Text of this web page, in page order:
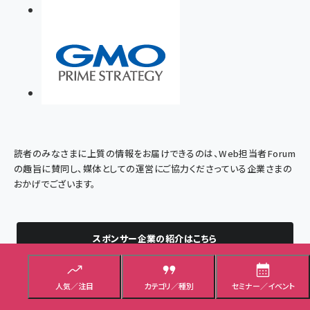
人気／注目 カテゴリ／種別 セミナー／イベント
読者のみなさまに上質の情報をお届けできるのは、Web担当者Forum
の趣旨に賛同し、媒体としての運営にご協力くださっている企業さまの
おかげでございます。
スポンサー企業の紹介はこちら